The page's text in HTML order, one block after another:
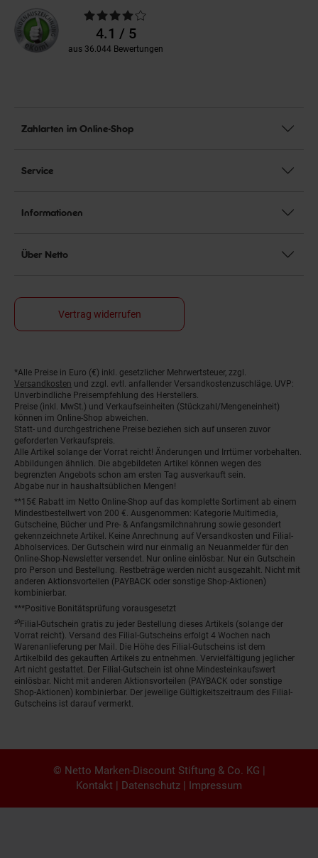
Durchschnittliche
Bewertungen4.1 / 5
aus 36.044 Bewertungen
Zahlarten im Online-Shop
Service
Informationen
Über Netto
Vertrag widerrufen
Fußnoten
*Alle Preise in Euro (€) inkl. gesetzlicher Mehrwertsteuer, zzgl.
Versandkosten und zzgl. evtl. anfallender Versandkostenzuschläge. UVP:
Unverbindliche Preisempfehlung des Herstellers.
Preise (inkl. MwSt.) und Verkaufseinheiten (Stückzahl/Mengeneinheit)
können im Online-Shop abweichen.
Statt- und durchgestrichene Preise beziehen sich auf unseren zuvor
geforderten Verkaufspreis.
Alle Artikel solange der Vorrat reicht! Änderungen und Irrtümer vorbehalten.
Abbildungen ähnlich. Die abgebildeten Artikel können wegen des
begrenzten Angebots schon am ersten Tag ausverkauft sein.
Abgabe nur in haushaltsüblichen Mengen!
**15€ Rabatt im Netto Online-Shop auf das komplette Sortiment ab einem
Mindestbestellwert von 200 €. Ausgenommen: Kategorie Multimedia,
Gutscheine, Bücher und Pre- & Anfangsmilchnahrung sowie gesondert
gekennzeichnete Artikel. Keine Anrechnung auf Versandkosten und Filial-
Abholservices. Der Gutschein wird nur einmalig an Neuanmelder für den
Online-Shop-Newsletter versendet. Nur online einlösbar. Nur ein Gutschein
pro Person und Bestellung. Restbeträge werden nicht ausgezahlt. Nicht mit
anderen Aktionsvorteilen (PAYBACK oder sonstige Shop-Aktionen)
kombinierbar.
***Positive Bonitätsprüfung vorausgesetzt
²⁰Filial-Gutschein gratis zu jeder Bestellung dieses Artikels (solange der
Vorrat reicht). Versand des Filial-Gutscheins erfolgt 4 Wochen nach
Warenanlieferung per Mail. Die Höhe des Filial-Gutscheins ist dem
Artikelbild des gekauften Artikels zu entnehmen. Vervielfältigung jeglicher
Art nicht gestattet. Der Filial-Gutschein ist ohne Mindesteinkaufswert
einlösbar. Nicht mit anderen Aktionsvorteilen (PAYBACK oder sonstige
Shop-Aktionen) kombinierbar. Der jeweilige Gültigkeitszeitraum des Filial-
Gutscheins ist darauf vermerkt.
© Netto Marken-Discount Stiftung & Co. KG |
Kontakt | Datenschutz | Impressum